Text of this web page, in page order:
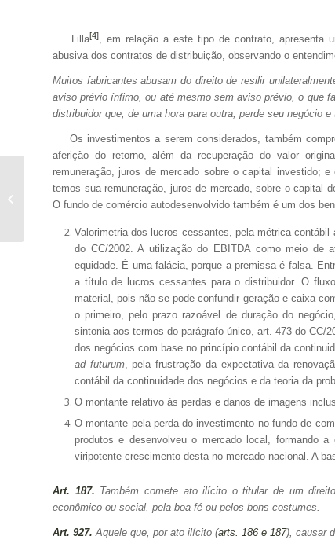
Lilla[4]
, em relação a este tipo de contrato, apresenta
abusiva dos contratos de distribuição, observando o
Muitos fabricantes abusam do direito de resilir
aviso prévio ínfimo, ou até mesmo sem aviso prévio, o que
distribuidor que, de uma hora para outra, perde seu negócio
Os investimentos a serem considerados, também
aferição do retorno, além da recuperação do valor
remuneração, juros de mercado sobre o capital investido;
temos sua remuneração, juros de mercado, sobre o capital
O fundo de comércio autodesenvolvido também é um dos
Valorimetria dos lucros cessantes, pela métrica contábil
do CC/2002. A utilização do EBITDA como meio de
equidade. É uma falácia, porque a premissa é falsa.
a título de lucros cessantes para o distribuidor. O
material, pois não se pode confundir geração e caixa
o primeiro, pelo prazo razoável de duração do
sintonia aos termos do parágrafo único, art. 473 do CC/
dos negócios com base no princípio contábil da
ad futurum, pela frustração da expectativa da
contábil da continuidade dos negócios e da teoria da
O montante relativo às perdas e danos de imagens
O montante pela perda do investimento no fundo de
produtos e desenvolveu o mercado local, formando
viripotente crescimento desta no mercado nacional. A
Art. 187. Também comete ato ilícito o titular de um
econômico ou social, pela boa-fé ou pelos bons costumes.
Art. 927. Aquele que, por ato ilícito (arts. 186 e 187), causar
Balanço de Determinação, CPC/2015
E a Precificação dos Haveres de